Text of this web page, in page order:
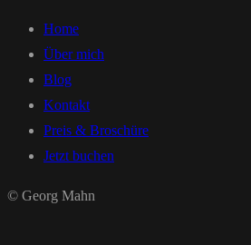
Home
Über mich
Blog
Kontakt
Preis & Broschüre
Jetzt buchen
© Georg Mahn